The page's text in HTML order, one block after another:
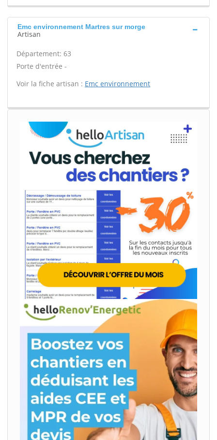
Emc environnement Martres sur morge
Artisan
Département: 63
Porte d'entrée -
Voir la fiche artisan : Emc environnement